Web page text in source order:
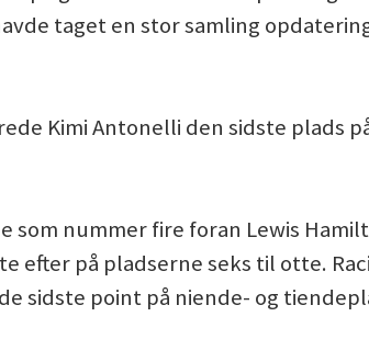
taget en stor samling
Kimi Antonelli den sidste plads
som nummer fire foran Lewis
efter på pladserne seks til otte.
sidste point på niende- og